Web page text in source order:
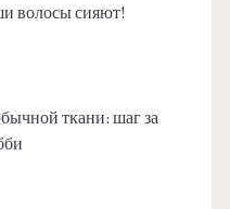
волосы сияют!
ткани: шаг за